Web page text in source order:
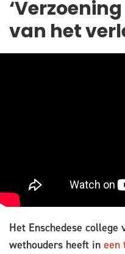
van het
Het Enschedese college
wethouders heeft in een